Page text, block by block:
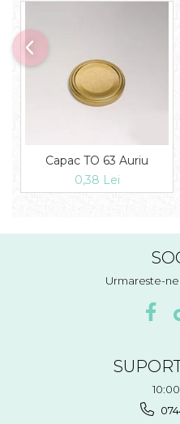
Capac TO 63 Auriu
0,38 Lei
Urmareste-